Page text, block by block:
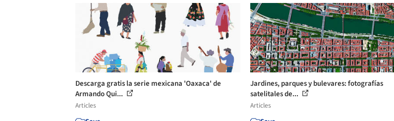
Descarga gratis la serie mexicana 'Oaxaca' de
Armando Qui...
Articles
Jardines, parques y bulevares: fotografías
satelitales de...
Articles